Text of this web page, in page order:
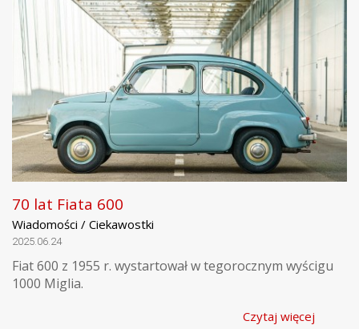
70 lat Fiata 600
Wiadomości / Ciekawostki
2025.06.24
Fiat 600 z 1955 r. wystartował w tegorocznym wyścigu
1000 Miglia.
Czytaj więcej